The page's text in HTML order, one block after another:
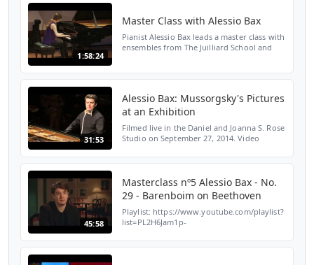
1:58:24
Master Class with Alessio Bax
Pianist Alessio Bax leads a master class with
ensembles from The Juilliard School and
31:53
Alessio Bax: Mussorgsky's Pictures
at an Exhibition
Filmed live in the Daniel and Joanna S. Rose
Studio on September 27, 2014. Video
45:58
Masterclass nº5 Alessio Bax - No.
29 - Barenboim on Beethoven
Playlist: https://www.youtube.com/playlist?
list=PL2H6Jam1p-